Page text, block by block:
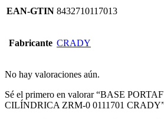
EAN-GTIN 8432710117013
Fabricante CRADY
No hay valoraciones aún.
Sé el primero en valorar “BASE
CILÍNDRICA ZRM-0 0111701